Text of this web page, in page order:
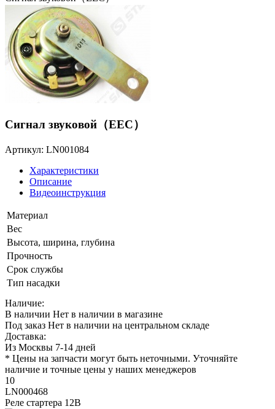
Сигнал звуковой（EEC）
Артикул: LN001084
Характеристики
Описание
Видеоинструкция
Материал
Вес
Высота, ширина, глубина
Прочность
Срок службы
Тип насадки
Наличие:
В наличии Нет в наличии в магазине
Под заказ Нет в наличии на центральном складе
Доставка:
Из Москвы 7-14 дней
* Цены на запчасти могут быть неточными. Уточняйте
наличие и точные цены у наших менеджеров
10
LN000468
Реле стартера 12В